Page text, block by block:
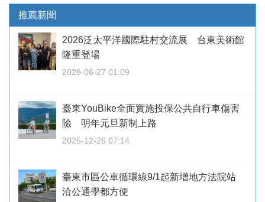
推薦新聞
2026泛太平洋國際駐村交流展 台東美術館
隆重登場
2026-06-27 01:09
臺東YouBike全面實施投保公共自行車傷害
險 明年元旦新制上路
2025-12-26 07:14
臺東市區公車循環線9/1起新增地方法院站
洽公通學都方便